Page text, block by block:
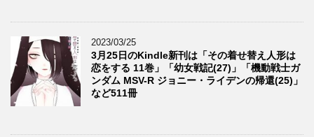
2023/03/25
3月25日のKindle新刊は「その着せ替え人形は
恋をする 11巻」「幼女戦記(27)」「機動戦士ガ
ンダム MSV-R ジョニー・ライデンの帰還(25)」
など511冊